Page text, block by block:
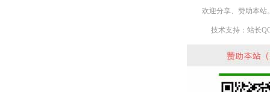
欢迎分享、赞助本站
技术支持：站长